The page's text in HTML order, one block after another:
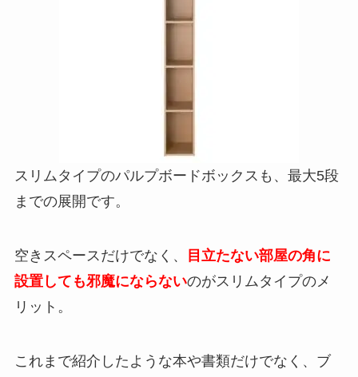
スリムタイプのパルプボードボックスも、最大5段
までの展開です。
空きスペースだけでなく、
目立たない部屋の角に
設置しても邪魔にならないのがスリムタイプのメ
リット。
これまで紹介したような本や書類だけでなく、ブ